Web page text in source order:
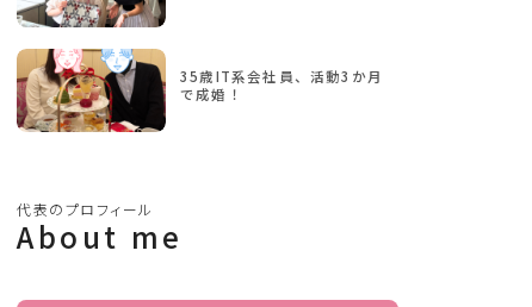
35歳IT系会社員、活動3か月
で成婚！
代表のプロフィール
About me